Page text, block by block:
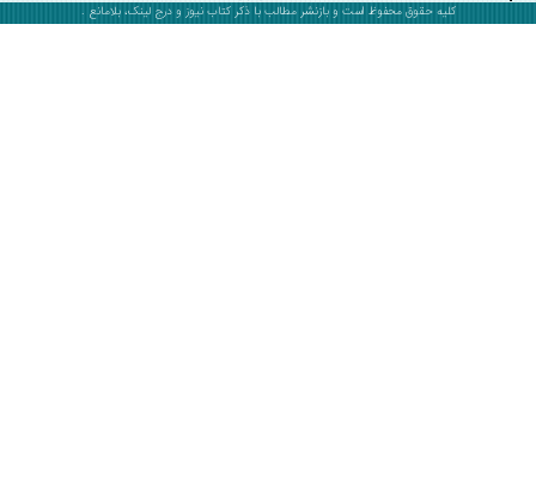
کلیه حقوق محفوظ است و بازنشر مطالب با ذکرکتاب نیوزو درج لینک، بلامانع .